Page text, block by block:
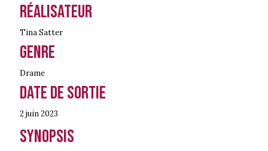
Réalisateur
Tina Satter
Genre
Drame
Date de sortie
2 juin2023
Synopsis